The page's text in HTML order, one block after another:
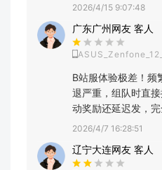
2026/4/15 9:07:48
广东广州网友 客人
B站服体验极差！频
退严重，组队时直
动奖励还延迟发，
2026/4/7 16:28:51
辽宁大连网友 客人